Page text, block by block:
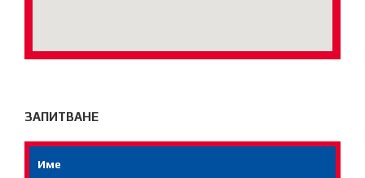
ЗАПИТВАНЕ
Име